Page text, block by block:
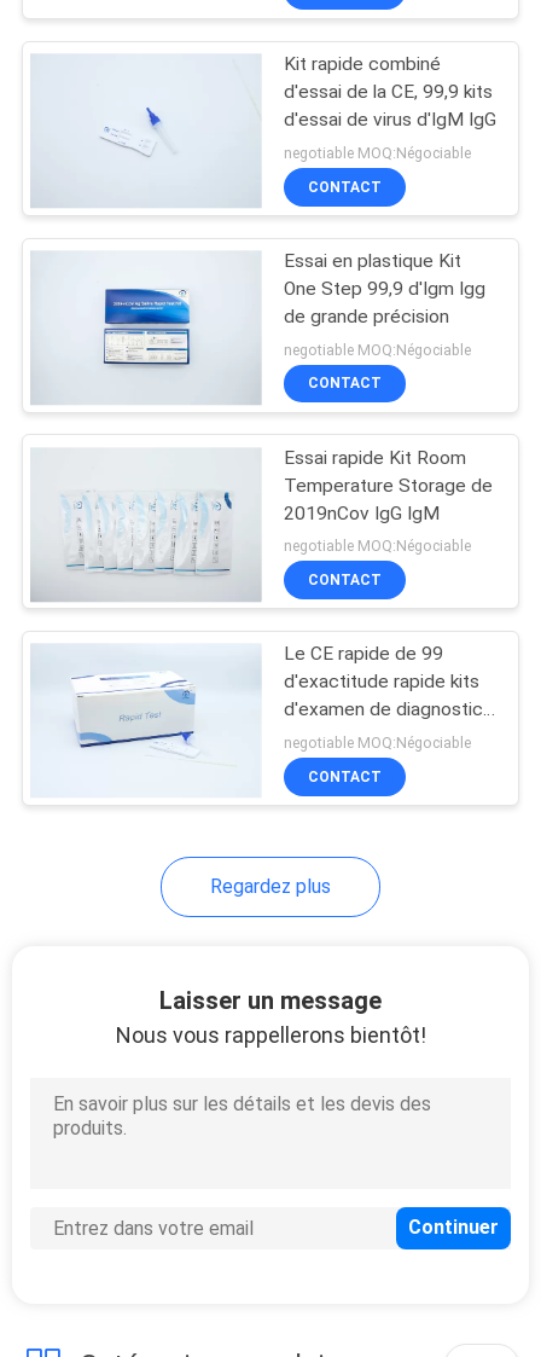
Kit rapide combiné
d'essai de la CE, 99,9 kits
d'essai de virus d'IgM IgG
negotiable MOQ:Négociable
CONTACT
Essai en plastique Kit
One Step 99,9 d'Igm Igg
de grande précision
negotiable MOQ:Négociable
CONTACT
Essai rapide Kit Room
Temperature Storage de
2019nCov IgG IgM
negotiable MOQ:Négociable
CONTACT
Le CE rapide de 99
d'exactitude rapide kits
d'examen de diagnostic
a approuvé
negotiable MOQ:Négociable
CONTACT
Regardez plus
Laisser un message
Nous vous rappellerons bientôt!